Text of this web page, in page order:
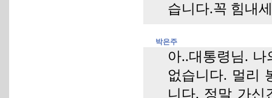
습니다.꼭 힘내
박은주
아..대통령님.
없습니다. 멀리
니다. 정말 가신